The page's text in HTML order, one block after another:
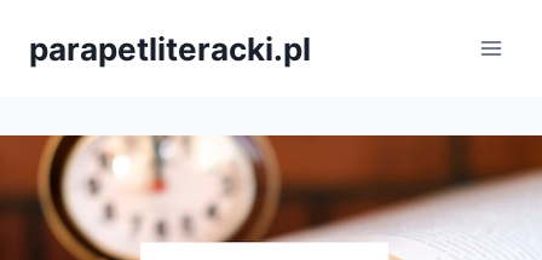
parapetliteracki.pl